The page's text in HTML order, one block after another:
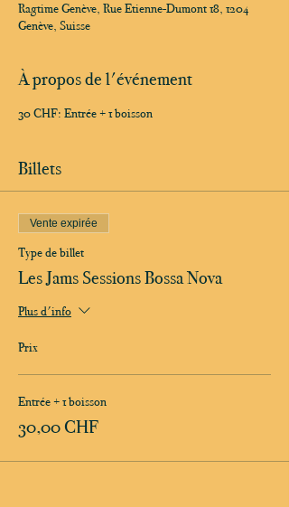
Ragtime Genève, Rue Etienne-Dumont 18, 1204
Genève, Suisse
À propos de l'événement
30 CHF: Entrée + 1 boisson
Billets
Vente expirée
Type de billet
Les Jams Sessions Bossa Nova
Plus d'info
Prix
Entrée + 1 boisson
30,00 CHF